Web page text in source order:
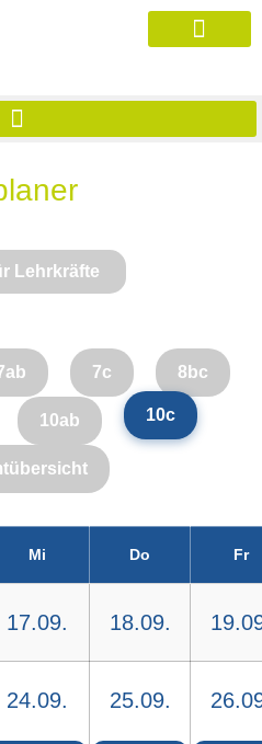
Lehrkräfte
7c 8bc
10ab 10c
Mi Do Fr
17.09. 18.09.
24.09. 25.09.